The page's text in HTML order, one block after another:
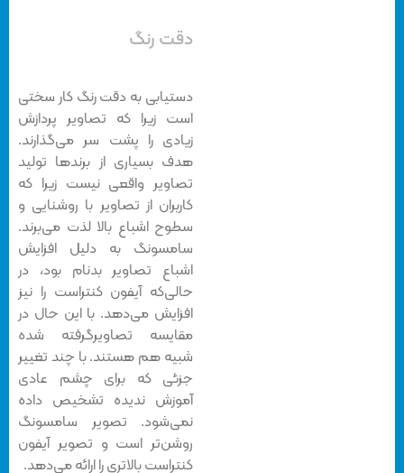
دقت رنگ
دستیابی به دقت رنگ کار سختی
است زیرا که تصاویر پردازش
زیادی را پشت سر می‌گذارند.
هدف بسیاری از برندها تولید
تصاویر واقعی نیست زیرا که
کاربران از تصاویر با روشنایی و
سطوح اشباع بالا لذت می‌برند.
سامسونگ به دلیل افزایش
اشباع تصاویر بدنام بود، در
حالی‌که آیفون کنتراست را نیز
افزایش می‌دهد. با این حال در
مقایسه تصاویرگرفته شده
شبیه هم هستند. با چند تغییر
جزئی که برای چشم عادی
آموزش ندیده تشخیص داده
نمی‌شود. تصویر سامسونگ
روشن‌تر است و تصویر آیفون
کنتراست بالاتری را ارائه می‌دهد.